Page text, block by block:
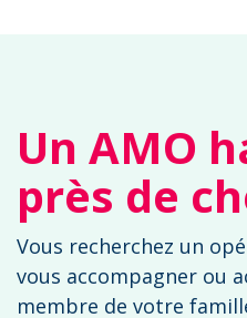
Un AMO
près de
Vous recherchez un
vous accompagner ou
membre de votre